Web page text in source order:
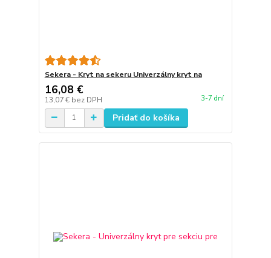
Sekera - Kryt na sekeru Univerzálny kryt na
16,08 €
13,07 € bez DPH 3-7 dní
Pridať do košíka